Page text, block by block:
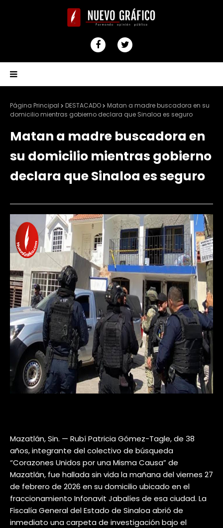
Página Principal DESTACADO
Matan a madre buscadora en su
domicilio mientras gobierno declara que Sinaloa es seguro
Matan a madre buscadora en
su domicilio mientras gobierno
declara que Sinaloa es seguro
Mazatlán, Sin. — Rubí Patricia Gómez-Tagle, de 38
años, integrante del colectivo de búsqueda
“Corazones Unidos por una Misma Causa” de
Mazatlán, fue hallada sin vida la mañana del viernes 27
de febrero de 2026 en su domicilio ubicado en el
fraccionamiento Infonavit Jabalíes de esa ciudad. La
Fiscalía General del Estado de Sinaloa abrió de
inmediato una carpeta de investigación bajo el